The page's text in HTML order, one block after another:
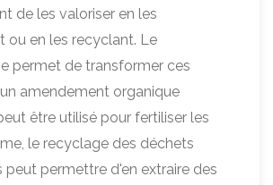
de les valoriser en les
ou en les recyclant. Le
permet de transformer ces
amendement organique
être utilisé pour fertiliser les
le recyclage des déchets
peut permettre d'en extraire des